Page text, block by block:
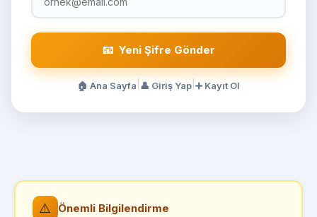
🏠 Ana Sayfa 👤 Giriş Yap ➕ Kayıt Ol
⚠️ Önemli Bilgilendirme